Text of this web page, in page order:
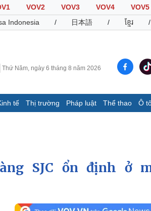
VOV2 VOV3 VOV4 VOV5
Indonesia / 日本語 / ខ្មែរ /
Thứ Năm, ngày 6 tháng 8 năm 2026
tế Thị trường Pháp luật Thể thao Ô
Thể thao
Ô tô -
SJC ổn định ở